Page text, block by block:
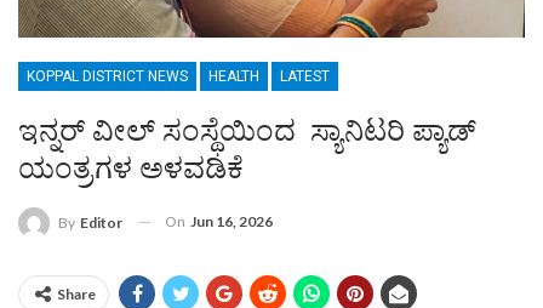
KOPPAL DISTRICT NEWS HEALTH LATEST
ಇನ್ನರ್ ವೀಲ್ ಸಂಸ್ಥೆಯಿಂದ ಸ್ಯಾನಿಟರಿ ಪ್ಯಾಡ್
ಯಂತ್ರಗಳ ಅಳವಡಿಕೆ
By Editor On Jun 16, 2026
Share